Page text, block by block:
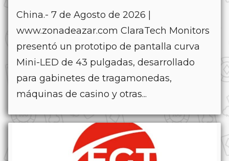
China.- 7 de Agosto de 2026 |
www.zonadeazar.com ClaraTech Monitors
presentó un prototipo de pantalla curva
Mini-LED de 43 pulgadas, desarrollado
para gabinetes de tragamonedas,
máquinas de casino y otras...